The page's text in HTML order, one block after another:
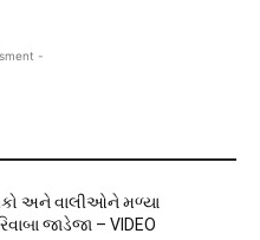
-
અને વાલીઓને મળ્યા
જાડેજા – VIDEO